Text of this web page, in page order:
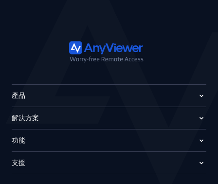
產品
解決方案
功能
支援